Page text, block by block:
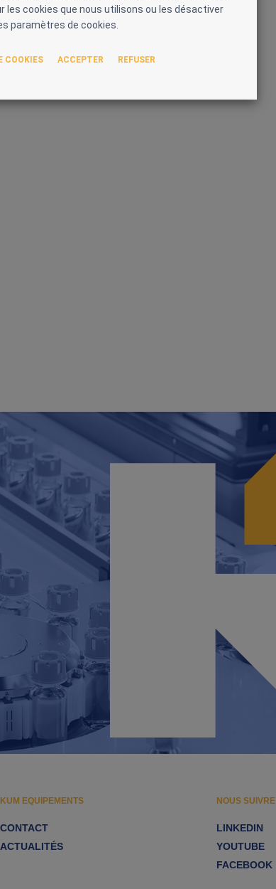
etc.)
KUM EQUIPEMENTS
CONTACT
ACTUALITÉS
NOUS SUIVRE
LINKEDIN
YOUTUBE
FACEBOOK
les cookies que nous utilisons ou les désactiver
paramètres de cookies.
COOKIES ACCEPTER REFUSER